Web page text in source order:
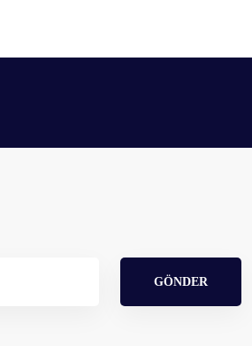
GÖNDER